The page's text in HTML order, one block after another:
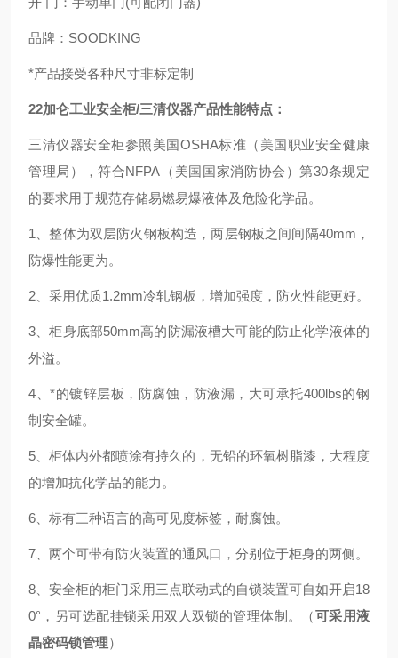
品牌：SOODKING
*产品接受各种尺寸非标定制
22加仑工业安全柜/三清仪器产品性能特点：
三清仪器安全柜参照美国OSHA标准（美国职业安全健康
管理局），符合NFPA（美国国家消防协会）第30条规定
的要求用于规范存储易燃易爆液体及危险化学品。
1、整体为双层防火钢板构造，两层钢板之间间隔40mm，
防爆性能更为。
2、采用优质1.2mm冷轧钢板，增加强度，防火性能更好。
3、柜身底部50mm高的防漏液槽大可能的防止化学液体的
外溢。
4、*的镀锌层板，防腐蚀，防液漏，大可承托400lbs的钢
制安全罐。
5、柜体内外都喷涂有持久的，无铅的环氧树脂漆，大程度
的增加抗化学品的能力。
6、标有三种语言的高可见度标签，耐腐蚀。
7、两个可带有防火装置的通风口，分别位于柜身的两侧。
8、安全柜的柜门采用三点联动式的自锁装置可自如开启18
0°， 另可选配挂锁采用双人双锁的管理体制。（可采用液
晶密码锁管理）